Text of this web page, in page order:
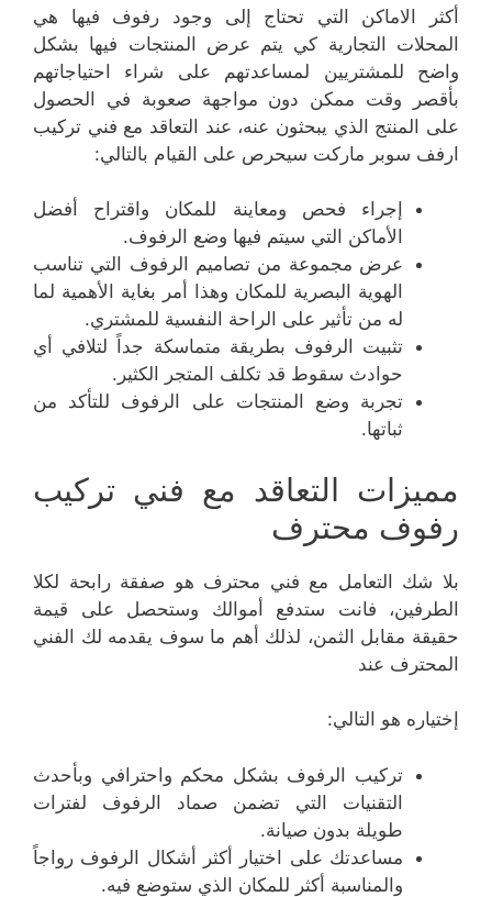
أكثر الاماكن التي تحتاج إلى وجود رفوف فيها هي
المحلات التجارية كي يتم عرض المنتجات فيها بشكل
واضح للمشتريين لمساعدتهم على شراء احتياجاتهم
بأقصر وقت ممكن دون مواجهة صعوبة في الحصول
على المنتج الذي يبحثون عنه، عند التعاقد مع فني تركيب
ارفف سوبر ماركت سيحرص على القيام بالتالي:
إجراء فحص ومعاينة للمكان واقتراح أفضل
الأماكن التي سيتم فيها وضع الرفوف.
عرض مجموعة من تصاميم الرفوف التي تناسب
الهوية البصرية للمكان وهذا أمر بغاية الأهمية لما
له من تأثير على الراحة النفسية للمشتري.
تثبيت الرفوف بطريقة متماسكة جداً لتلافي أي
حوادث سقوط قد تكلف المتجر الكثير.
تجربة وضع المنتجات على الرفوف للتأكد من
ثباتها.
مميزات التعاقد مع فني تركيب
رفوف محترف
بلا شك التعامل مع فني محترف هو صفقة رابحة لكلا
الطرفين، فانت ستدفع أموالك وستحصل على قيمة
حقيقة مقابل الثمن، لذلك أهم ما سوف يقدمه لك الفني
المحترف عند
إختياره هو التالي:
تركيب الرفوف بشكل محكم واحترافي وبأحدث
التقنيات التي تضمن صماد الرفوف لفترات
طويلة بدون صيانة.
مساعدتك على اختيار أكثر أشكال الرفوف رواجاً
والمناسبة أكثر للمكان الذي ستوضع فيه.